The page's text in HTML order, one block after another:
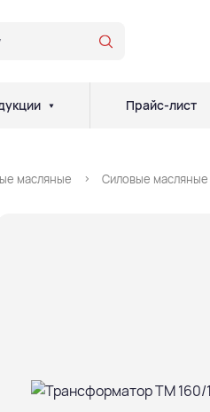
Прайс-лист
масляные Силовые